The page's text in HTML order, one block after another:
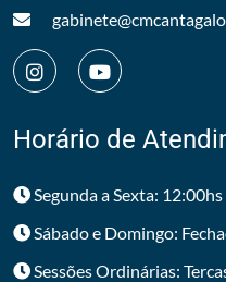
Horário de
Segunda a Sexta:
Sábado e Domingo:
Sessões Ordinárias: